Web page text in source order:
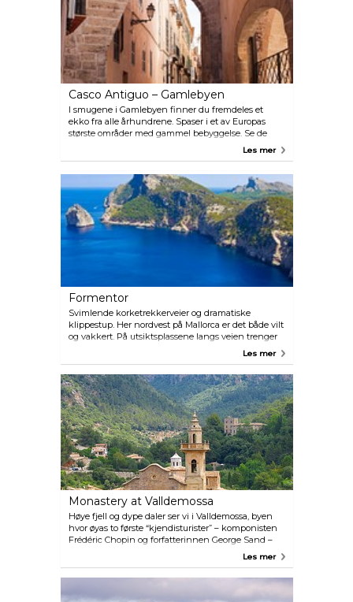
Casco Antiguo – Gamlebyen
I smugene i Gamlebyen finner du fremdeles et
ekko fra alle århundrene. Spaser i et av Europas
største områder med gammel bebyggelse. Se de
staselige palassene, besøk designhotellene ogLes mer
Formentor
Svimlende korketrekkerveier og dramatiske
klippestup. Her nordvest på Mallorca er det både vilt
og vakkert. På utsiktsplassene langs veien trenger
folk, med gåsehud på armene, seg sammen for å
Les mer
Monastery at Valldemossa
Høye fjell og dype daler ser vi i Valldemossa, byen
hvor øyas to første “kjendisturister” – komponisten
Frédéric Chopin og forfatterinnen George Sand –
bodde i 1838. Alle munkecellene ligger på rekke,
med egen utgang til de blomstrende magnoliaene i
den terrasserte hagen og en fantastisk utsikt over
Les mer